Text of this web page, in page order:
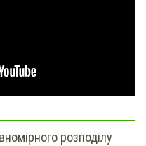
розподілу